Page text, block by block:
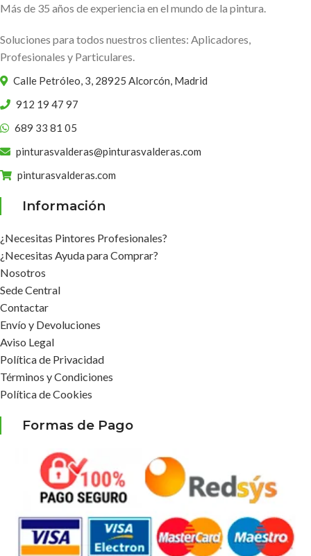
Más de 35 años de experiencia en el mundo de la pintura.
Soluciones para todos nuestros clientes: Aplicadores,
Profesionales y Particulares.
Calle Petróleo, 3, 28925 Alcorcón, Madrid
912 19 47 97
689 33 81 05
pinturasvalderas@pinturasvalderas.com
pinturasvalderas.com
Información
¿Necesitas Pintores Profesionales?
¿Necesitas Ayuda para Comprar?
Nosotros
Sede Central
Contactar
Envío y Devoluciones
Aviso Legal
Política de Privacidad
Términos y Condiciones
Política de Cookies
Formas de Pago